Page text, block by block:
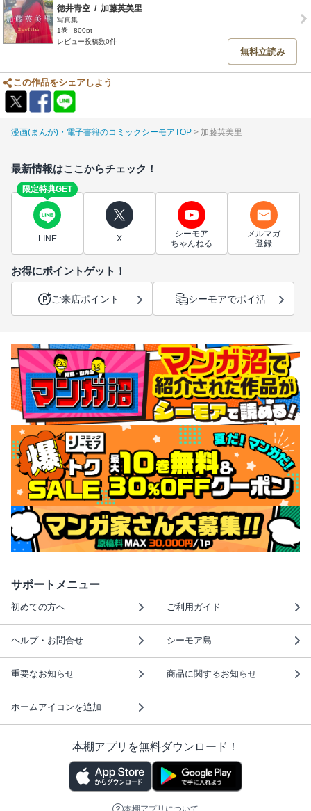
徳井青空 / 加藤英美里
写真集
1巻
800pt
レビュー投稿数0件
無料立読み
この作品をシェアしよう
漫画(まんが)・電子書籍のコミックシーモアTOP 加藤英美里
最新情報はここからチェック！
限定特典GET
LINE X
シーモア
ちゃんねる
メルマガ
登録
お得にポイントゲット！
ご来店ポイント シーモアでポイ活
サポートメニュー
初めての方へ ご利用ガイド
ヘルプ・お問合せ シーモア島
重要なお知らせ 商品に関するお知らせ
ホームアイコンを追加
本棚アプリを無料ダウンロード！